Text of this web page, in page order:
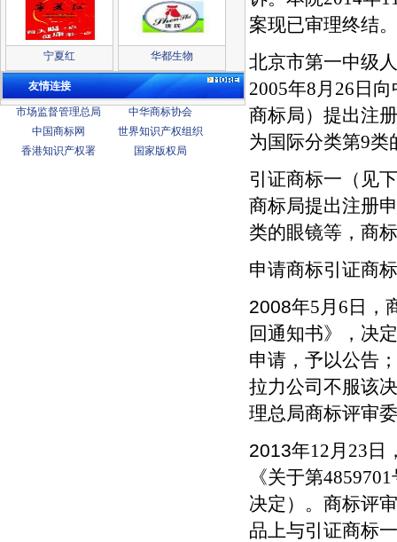
宁夏红 华都生物
友情连接
市场监督管理总局
中华商标协会
中国商标网
世界知识产权组织
香港知识产权署
国家版权局
案现已审理终结。
北京市第一中级
2005年8月 26 日
商标局）提出注
为国际分类第9类
引证商标一（见
商标局提出注册
类的眼镜等，商
申请商标引证商
2008年5月 6 日，
回通知书》，决
申请，予以公告
拉力公司不服该
理总局商标评审
2013年12月 23 日
《关于第4859701
决定）。商标评
品上与引证商标